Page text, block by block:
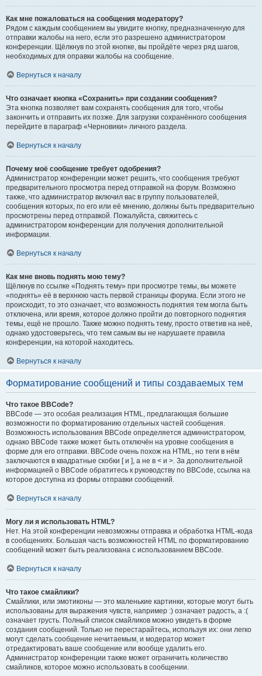
Как мне пожаловаться на сообщения модератору?
Рядом с каждым сообщением вы увидите кнопку, предназначенную для
отправки жалобы на него, если это разрешено администратором
конференции. Щёлкнув по этой кнопке, вы пройдёте через ряд шагов,
необходимых для оправки жалобы на сообщение.
Вернуться к началу
Что означает кнопка «Сохранить» при создании сообщения?
Эта кнопка позволяет вам сохранять сообщения для того, чтобы
закончить и отправить их позже. Для загрузки сохранённого сообщения
перейдите в параграф «Черновики» личного раздела.
Вернуться к началу
Почему моё сообщение требует одобрения?
Администратор конференции может решить, что сообщения требуют
предварительного просмотра перед отправкой на форум. Возможно
также, что администратор включил вас в группу пользователей,
сообщения которых, по его или её мнению, должны быть предварительно
просмотрены перед отправкой. Пожалуйста, свяжитесь с
администратором конференции для получения дополнительной
информации.
Вернуться к началу
Как мне вновь поднять мою тему?
Щёлкнув по ссылке «Поднять тему» при просмотре темы, вы можете
«поднять» её в верхнюю часть первой страницы форума. Если этого не
происходит, то это означает, что возможность поднятия тем могла быть
отключена, или время, которое должно пройти до повторного поднятия
темы, ещё не прошло. Также можно поднять тему, просто ответив на неё,
однако удостоверьтесь, что тем самым вы не нарушаете правила
конференции, на которой находитесь.
Вернуться к началу
Форматирование сообщений и типы создаваемых тем
Что такое BBCode?
BBCode — это особая реализация HTML, предлагающая большие
возможности по форматированию отдельных частей сообщения.
Возможность использования BBCode определяется администратором,
однако BBCode также может быть отключён на уровне сообщения в
форме для его отправки. BBCode очень похож на HTML, но теги в нём
заключаются в квадратные скобки [ и ], а не в < и >. За дополнительной
информацией о BBCode обратитесь к руководству по BBCode, ссылка на
которое доступна из формы отправки сообщений.
Вернуться к началу
Могу ли я использовать HTML?
Нет. На этой конференции невозможны отправка и обработка HTML-кода
в сообщениях. Большая часть возможностей HTML по форматированию
сообщений может быть реализована с использованием BBCode.
Вернуться к началу
Что такое смайлики?
Смайлики, или эмотиконы — это маленькие картинки, которые могут быть
использованы для выражения чувств, например :) означает радость, а :(
означает грусть. Полный список смайликов можно увидеть в форме
создания сообщений. Только не перестарайтесь, используя их: они легко
могут сделать сообщение нечитаемым, и модератор может
отредактировать ваше сообщение или вообще удалить его.
Администратор конференции также может ограничить количество
смайликов, которое можно использовать в сообщении.